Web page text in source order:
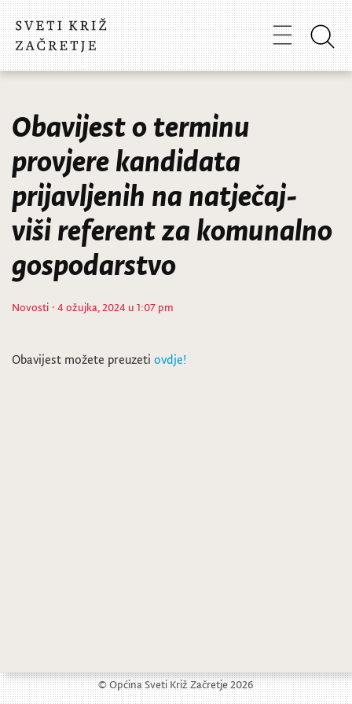
Obavijest o terminu
provjere kandidata
prijavljenih na natječaj-
viši referent za komunalno
gospodarstvo
Novosti · 4 ožujka, 2024 u 1:07 pm
Obavijest možete preuzeti ovdje!
© Općina Sveti Križ Začretje 2026